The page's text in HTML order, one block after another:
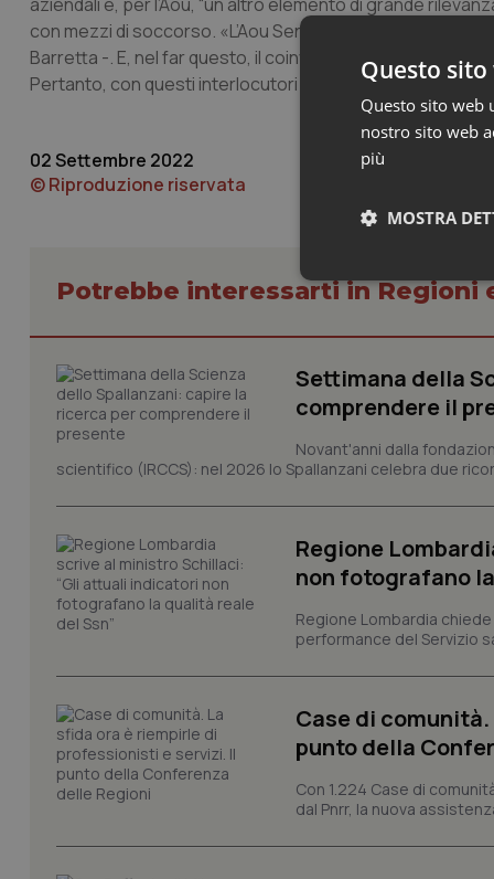
con mezzi di soccorso. «L’Aou Senese continuerà a
Barretta -. E, nel far questo, il coinvolgimento con
Pertanto, con questi interlocutori collaboreremo in
02 Settembre 2022
© Riproduzione riservata
Potrebbe interessarti in Regioni
Settimana della
comprendere il
Novant'anni dalla
scientifico (IRCCS): nel 2026 lo Spallanzani celebra due
Regione
non fotografano
Regione Lombardia
performance del Servizio
Case di
punto della
Con 1.224 Case di
dal Pnrr, la nuova
Questo
Questo sito web
nostro sito web
più
MOSTRA
I cookie necessari
tracking-enable
session-id